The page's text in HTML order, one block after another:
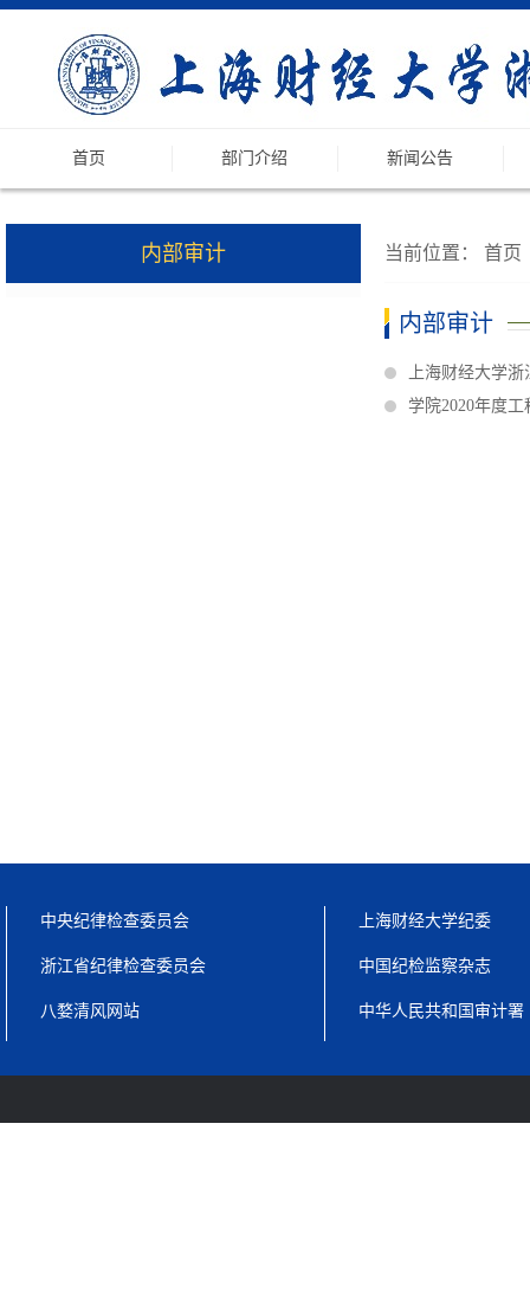
首页 部门介绍 新闻公告
内部审计 当前位置： 首页
内部审计
上海财经大学
学院2020年度
中央纪律检查委员会
浙江省纪律检查委员会
八婺清风网站
上海财经大学纪委
中国纪检监察杂志
中华人民共和国审计署